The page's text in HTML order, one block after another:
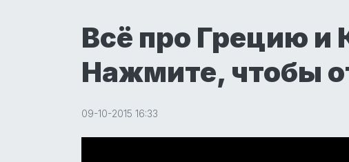
Всё про Грецию и
Нажмите, чтобы
09-10-2015 16:33